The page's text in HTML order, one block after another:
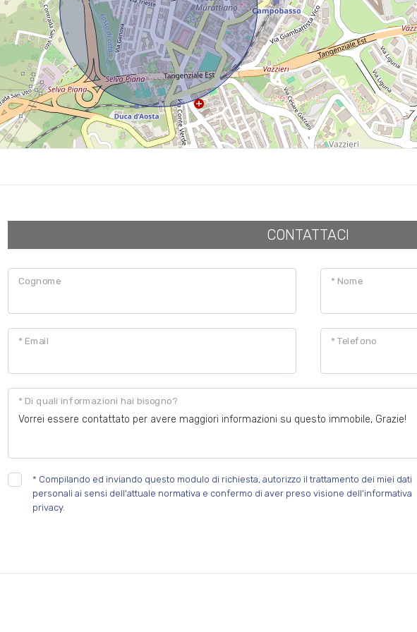
CONTATTACI
* Nome
Cognome
* Telefono
* Email
* Di quali informazioni hai bisogno?
* Compilando ed inviando questo modulo di richiesta, autorizzo il trattamento dei miei dati
personali ai sensi dell'attuale normativa e confermo di aver preso visione dell'informativa
privacy.